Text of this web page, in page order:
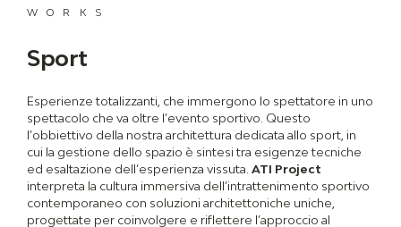
WORKS
Sport
Esperienze totalizzanti, che immergono lo spettatore in uno
spettacolo che va oltre l’evento sportivo. Questo
l’obbiettivo della nostra architettura dedicata allo sport, in
cui la gestione dello spazio è sintesi tra esigenze tecniche
ed esaltazione dell’esperienza vissuta. ATI Project
interpreta la cultura immersiva dell’intrattenimento sportivo
contemporaneo con soluzioni architettoniche uniche,
progettate per coinvolgere e riflettere l’approccio al